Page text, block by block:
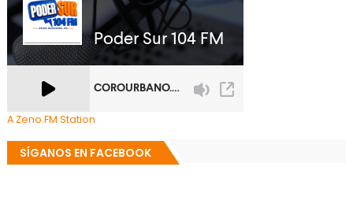
A Zeno.FM Station
SÍGANOS EN FACEBOOK